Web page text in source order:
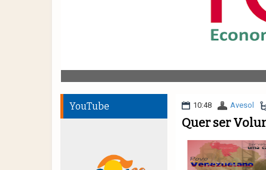
10:48 Avesol
Quer ser
YouTube